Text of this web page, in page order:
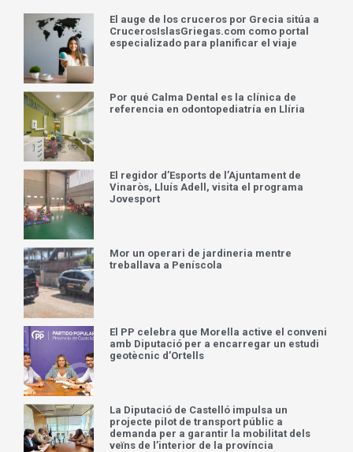
El auge de los cruceros por Grecia sitúa a
CrucerosIslasGriegas.com como portal
especializado para planificar el viaje
Por qué Calma Dental es la clínica de
referencia en odontopediatría en Llíria
El regidor d’Esports de l’Ajuntament de
Vinaròs, Lluís Adell, visita el programa
Jovesport
Mor un operari de jardineria mentre
treballava a Peníscola
El PP celebra que Morella active el conveni
amb Diputació per a encarregar un estudi
geotècnic d’Ortells
La Diputació de Castelló impulsa un
projecte pilot de transport públic a
demanda per a garantir la mobilitat dels
veïns de l’interior de la província